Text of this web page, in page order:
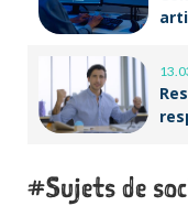
Sujets de